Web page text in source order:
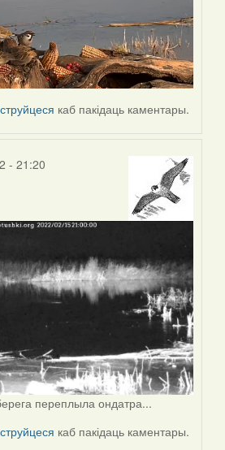
каб пакідаць каментары.
- 21:20
переплыла ондатра...
каб пакідаць каментары.